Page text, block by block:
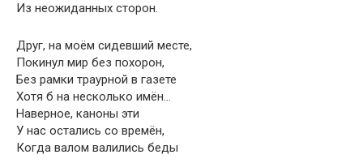
Из неожиданных сторон.
Друг, на моём сидевший месте,
Покинул мир без похорон,
Без рамки траурной в газете
Хотя б на несколько имён…
Наверное, каноны эти
У нас остались со времён,
Когда валом валились беды